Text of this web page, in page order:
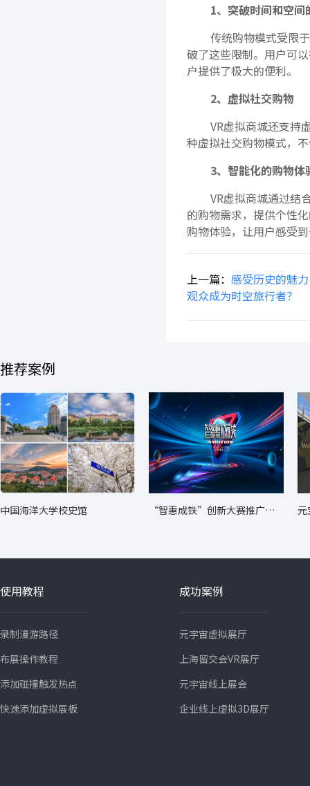
1、突破时间和空间
传统购物模式受限
破了这些限制。用户可
户提供了极大的便利。
2、虚拟社交购物
VR虚拟商城还支持
种虚拟社交购物模式，
3、智能化的购物体
VR虚拟商城通过结
的购物需求，提供个性
购物体验，让用户感受
上一篇： 感受历史的魅
观众成为时空旅行者？
推荐案例
中国海洋大学校史馆
“智惠成铁”创新大赛推广转
元
使用教程
录制漫游路径
布展操作教程
添加碰撞触发热点
快速添加虚拟展板
成功案例
元宇宙虚拟展厅
上海留交会VR展厅
元宇宙线上展会
企业线上虚拟3D展厅